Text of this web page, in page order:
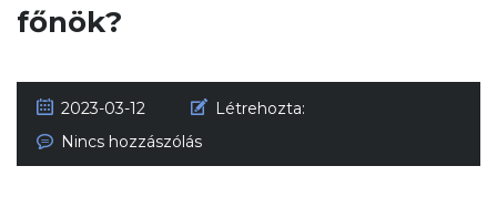
főnök?
2023-03-12
Létrehozta:
Nincs hozzászólás